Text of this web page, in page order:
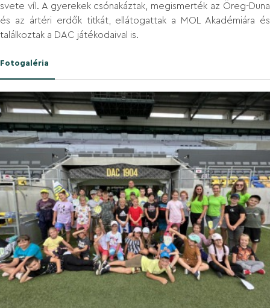
svete víl. A gyerekek csónakáztak, megismerték az Öreg-Duna
és az ártéri erdők titkát, ellátogattak a MOL Akadémiára és
találkoztak a DAC játékodaival is.
Fotogaléria